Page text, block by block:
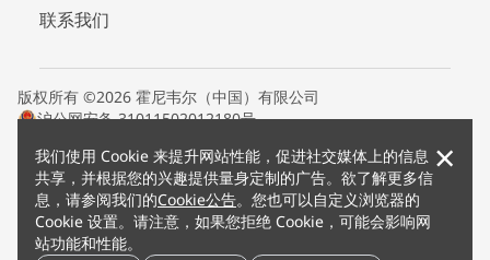
我们使用 Cookie 来提升网站性能，促进社交媒体上的信息
共享，并根据您的兴趣提供量身定制的广告。欲了解更多信
息，请参阅我们的Cookie公告。您也可以自定义浏览器的
Cookie 设置。请注意，如果您拒绝 Cookie，可能会影响网
站功能和性能。
×
联系我们
版权所有 ©2026 霍尼韦尔（中国）有限公司
沪公网安备 31011502012180号
条款条约
隐私声明
您的隐私选项
霍尼韦尔科技Cookie通知
退订